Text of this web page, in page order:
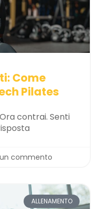
Come
Pilates
contrai. Senti
commento
ALLENAMENTO